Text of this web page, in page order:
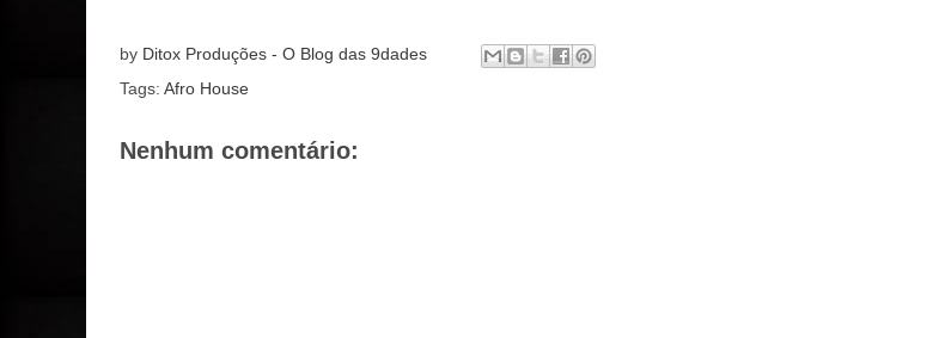
by Ditox Produções - O Blog das 9dades
Tags: Afro House
Nenhum comentário: